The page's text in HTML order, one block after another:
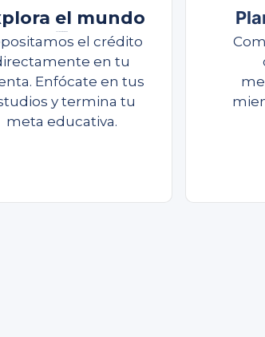
el mundo
el crédito
en tu
Enfócate en tus
y termina tu
meta educativa.